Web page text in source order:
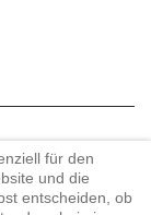
für den
und die
entscheiden, ob